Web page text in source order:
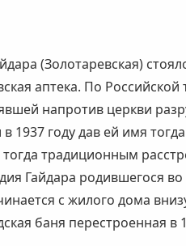
(Золотаревская)
аптека. По
напротив церкви
1937 году дав ей имя
тогда традиционным
Гайдара родившегося
с жилого дома
баня перестроенная в